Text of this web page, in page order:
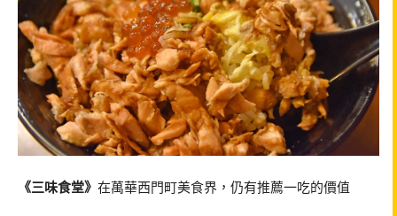
《三味食堂》 在萬華西門町美食界，仍有推薦一吃的價值